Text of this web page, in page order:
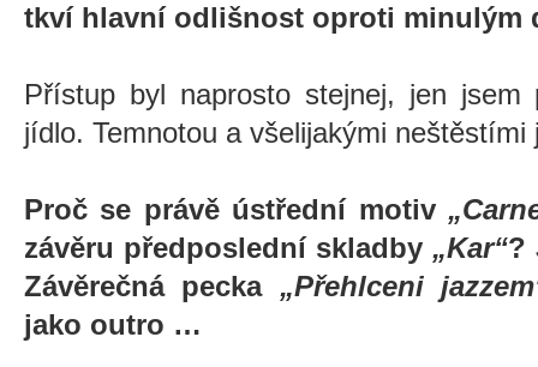
tkví hlavní odlišnost oproti minulým
Přístup byl naprosto stejnej, jen
jídlo. Temnotou a všelijakými
Proč se právě ústřední motiv
závěru předposlední skladby „Kar“?
Závěrečná pecka „Přehlceni
jako outro …